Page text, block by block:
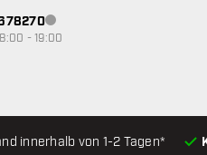
innerhalb von 1-2 Tagen*
Kundenservice nicht
- 19:00